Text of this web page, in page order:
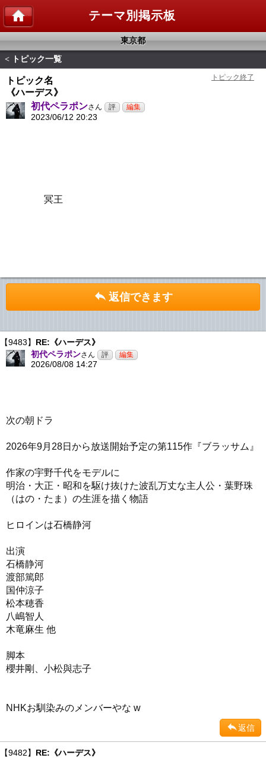
テーマ別掲示板
東京都
< トピック一覧
トピック名
《ハーデス》
初代ペラポンさん
2023/06/12 20:23
冥王
返信できます
【9483】 RE:《ハーデス》
初代ペラポンさん
2026/08/08 14:27
次の朝ドラ
2026年9月28日から放送開始予定の第115作『ブラッサム』
作家の宇野千代をモデルに
明治・大正・昭和を駆け抜けた波乱万丈な主人公・葉野珠
（はの・たま）の生涯を描く物語
ヒロインは石橋静河
出演
石橋静河
渡部篤郎
国仲涼子
松本穂香
八嶋智人
木竜麻生 他
脚本
櫻井剛、小松與志子
NHKお馴染みのメンバーやな w
返信
【9482】 RE:《ハーデス》